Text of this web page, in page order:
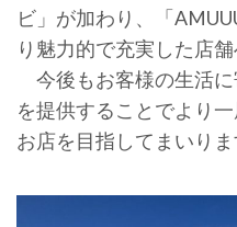
ビ」が加わり、「
り魅力的で充実した店
今後もお客様の生活に
を提供することでより
お店を目指してまいりま